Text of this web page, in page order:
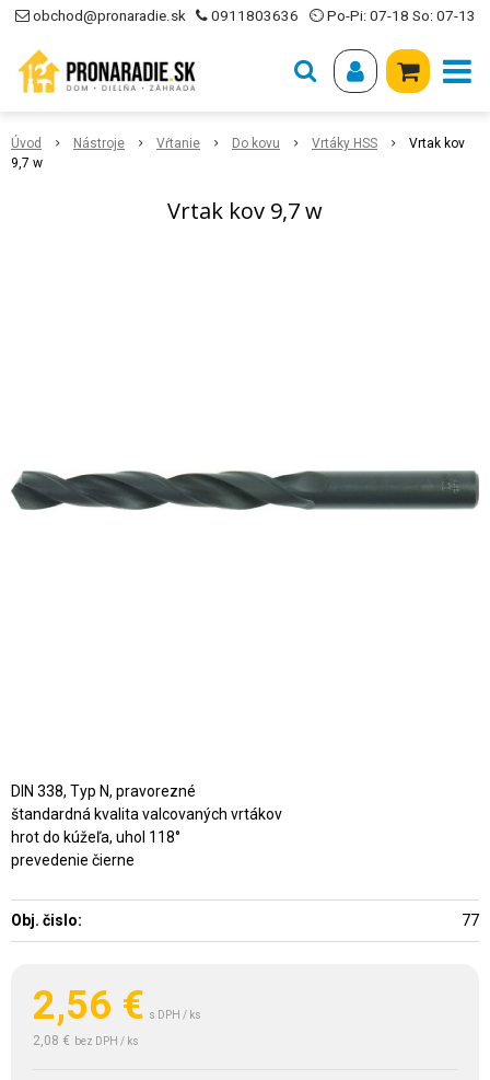
obchod@pronaradie.sk 0911803636 ⏲ Po-Pi: 07-18 So: 07-13
Úvod Nástroje Vŕtanie Do kovu Vrtáky HSS
Vrtak kov
9,7 w
Vrtak kov 9,7 w
2,56 € s DPH / ks
2,08 € bez DPH / ks
DIN 338, Typ N, pravorezné
štandardná kvalita valcovaných vrtákov
hrot do kúžeľa, uhol 118°
prevedenie čierne
Obj. čislo: 77